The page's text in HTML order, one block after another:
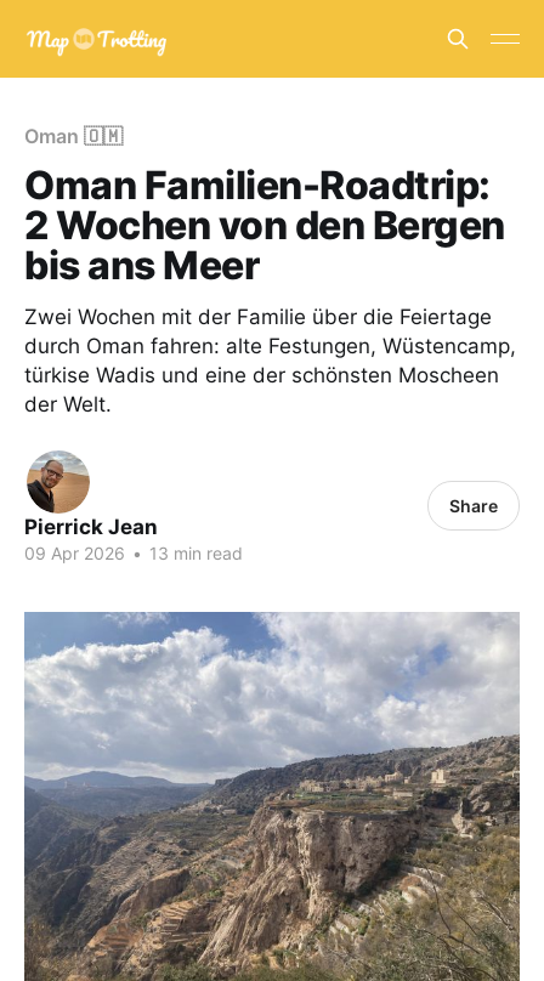
Oman 🇴🇲
Oman Familien-Roadtrip:
2 Wochen von den Bergen
bis ans Meer
Zwei Wochen mit der Familie über die Feiertage
durch Oman fahren: alte Festungen, Wüstencamp,
türkise Wadis und eine der schönsten Moscheen
der Welt.
Pierrick Jean
09 Apr 2026 • 13 min read
Share